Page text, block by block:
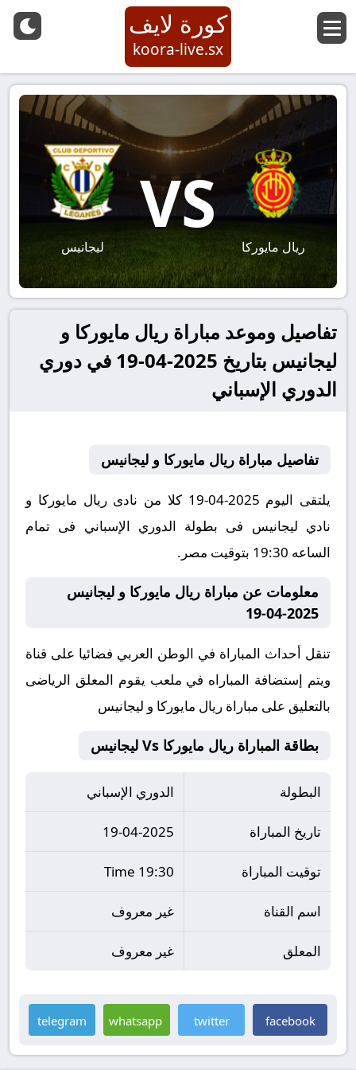
كورة لايف
koora-live.sx
ريال مايوركا
VS
ليجانيس
تفاصيل وموعد مباراة ريال مايوركا و
ليجانيس بتاريخ 2025-04-19 في دوري
الدوري الإسباني
تفاصيل مباراة ريال مايوركا و ليجانيس
يلتقى اليوم 2025-04-19 كلا من نادى ريال مايوركا و
نادي ليجانيس فى بطولة الدوري الإسباني فى تمام
الساعه 19:30 بتوقيت مصر.
معلومات عن مباراة ريال مايوركا و ليجانيس
2025-04-19
تنقل أحداث المباراة في الوطن العربي فضائيا على قناة
ويتم إستضافة المباراه في ملعب يقوم المعلق الرياضى
بالتعليق على مباراة ريال مايوركا و ليجانيس
بطاقة المباراة ريال مايوركا Vs ليجانيس
البطولة الدوري الإسباني
تاريخ المباراة 19-04-2025
توقيت المباراة 19:30 Time
اسم القناة غير معروف
المعلق غير معروف
facebook
twitter
whatsapp
telegram